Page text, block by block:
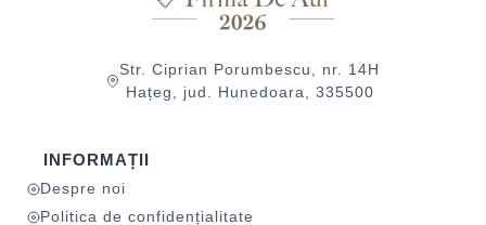
Str. Ciprian Porumbescu, nr. 14H
Hațeg, jud. Hunedoara, 335500
INFORMAȚII
Despre noi
Politica de confidențialitate